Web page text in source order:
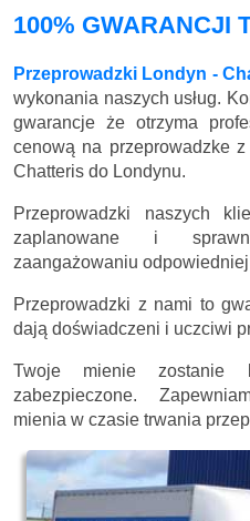
100% GWARANCJI
Przeprowadzki Londyn -
wykonania naszych usług.
gwarancje że otrzyma
cenową na przeprowadzke
Chatteris do Londynu.
Przeprowadzki naszych
zaplanowane i
zaangażowaniu
Przeprowadzki z nami to
dają doświadczeni i uczciwi
Twoje mienie zostanie
zabezpieczone.
mienia w czasie trwania